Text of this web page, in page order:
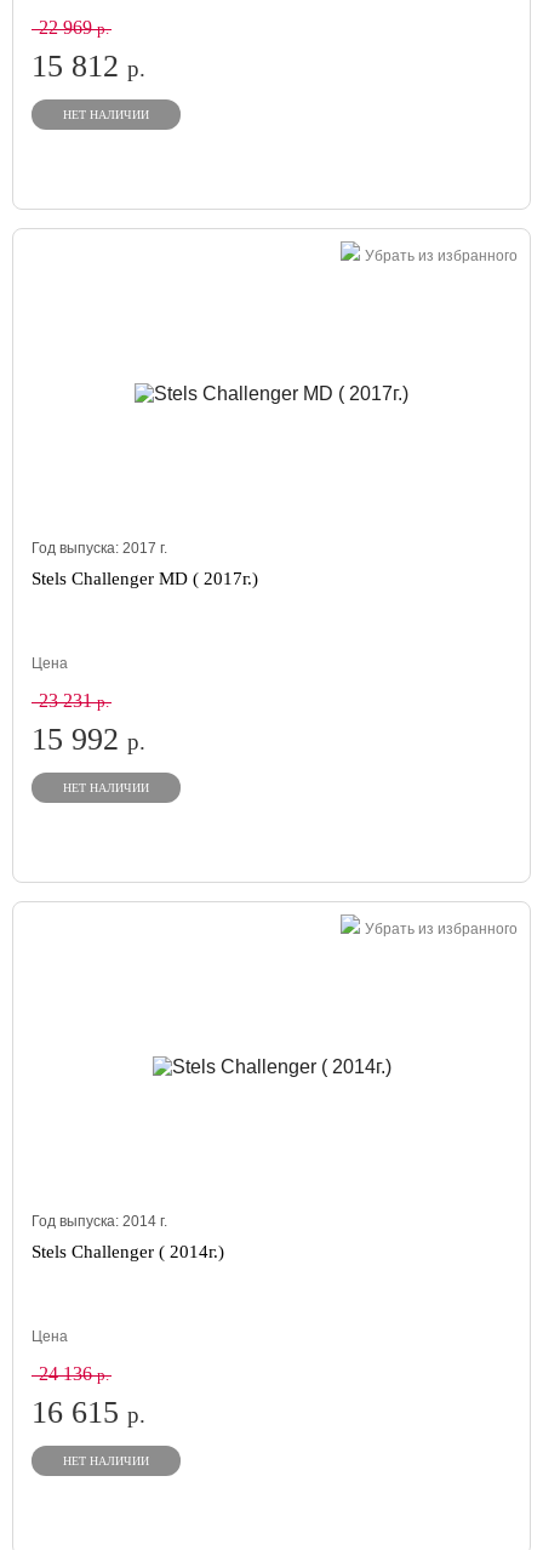
22 969р.
15 812 р.
НЕТ НАЛИЧИИ
Убрать из избранного
Год выпуска: 2017 г.
Stels Challenger MD ( 2017г.)
Цена
23 231р.
15 992 р.
НЕТ НАЛИЧИИ
Убрать из избранного
Год выпуска: 2014 г.
Stels Challenger ( 2014г.)
Цена
24 136р.
16 615 р.
НЕТ НАЛИЧИИ